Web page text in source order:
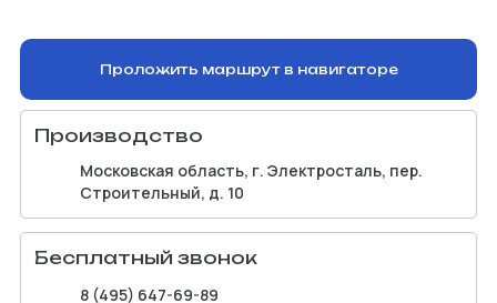
Проложить маршрут в навигаторе
Производство
Московская область, г. Электросталь, пер.
Строительный, д. 10
Бесплатный звонок
8 (495) 647-69-89